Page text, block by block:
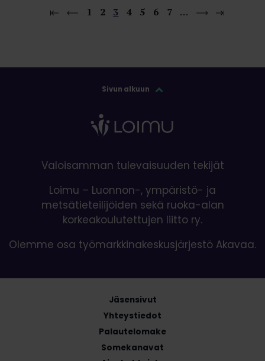
1 2 3 4 5 6 7 …
Sivun alkuun
Valoisamman tulevaisuuden tekijät
Loimu – Luonnon-, ympäristö- ja
metsätieteilijöiden sekä ruoka-alan
korkeakoulutettujen liitto ry.
Olemme osa työmarkkinakeskusjärjestö Akavaa.
Jäsensivut
Yhteystiedot
Palautelomake
Somekanavat